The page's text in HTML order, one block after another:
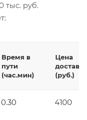
тыс. руб.
Время в
пути
(час.мин)
Цена
(руб.)
0.30 4100